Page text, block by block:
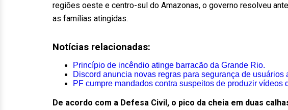
regiões oeste e centro-sul do Amazonas, o governo resolveu
as famílias atingidas.
Notícias relacionadas:
Princípio de incêndio atinge barracão da Grande Rio.
Discord anuncia novas regras para segurança de usuários
PF cumpre mandados contra suspeitos de produzir vídeos
De acordo com a Defesa Civil, o pico da cheia em duas